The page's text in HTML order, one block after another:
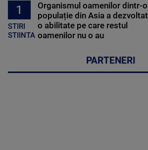
1
STIRI
STIINTA
Organismul oamenilor dintr-o
populație din Asia a dezvoltat
o abilitate pe care restul
oamenilor nu o au
PARTENERI